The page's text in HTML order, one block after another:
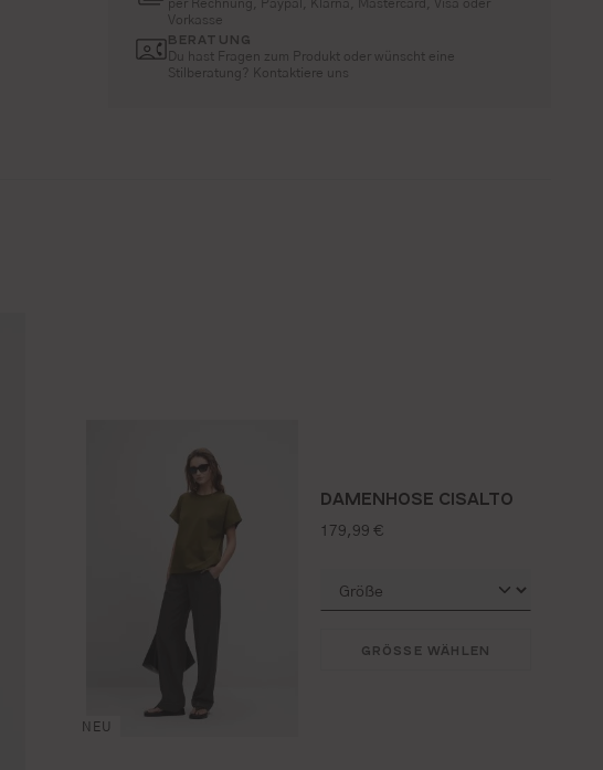
per Rechnung, Paypal, Klarna, Mastercard, Visa oder
Vorkasse
BERATUNG
Du hast Fragen zum Produkt oder wünscht eine
Stilberatung? Kontaktiere uns
NEU
DAMENHOSE CISALTO
regulärer preis:
179,99 €
GRÖSSE WÄHLEN